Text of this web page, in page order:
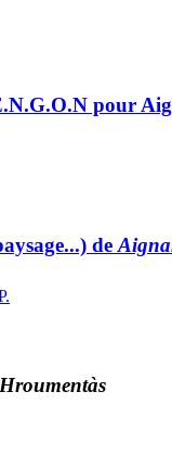
pour
de
Hroumentàs